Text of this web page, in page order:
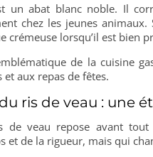
un abat blanc noble. Il
chez les jeunes
crémeuse lorsqu’il est bien
de la cuisine
aux repas de fêtes.
ris de veau : une
de veau repose avant
et de la rigueur, mais qui